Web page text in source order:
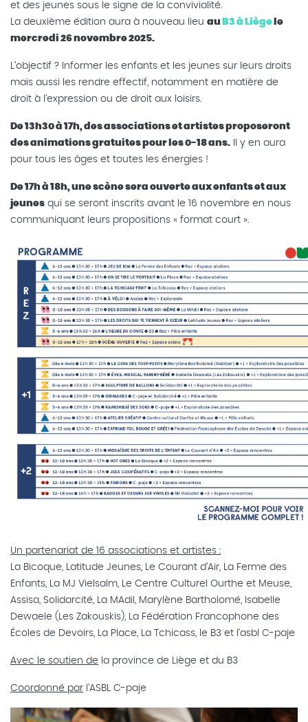
et des jeunes sous le signe de la convivialité.
La deuxième édition aura à nouveau lieu au B3 à Liège le
mercredi 26 novembre 2025.
L’objectif ? Informer les enfants et les jeunes sur leurs droits
mais aussi les rendre effectif, notamment en matière de
droit à l’expression ou de droit aux loisirs.
De 13h30 à 17h, des associations et artistes proposeront
des animations gratuites pour les 0-18 ans. Il y en aura
pour tous les âges et toutes les énergies !
De 17h à 18h, une scène sera ouverte aux enfants et aux
jeunes qui se seront inscrits avant le 16 novembre en nous
communiquant leurs propositions « format court ».
Un partenariat de 16 associations et artistes :
La Bicoque, Latitude Jeunes, Le Courant d’Air, La Ferme des
Enfants, La MJ Vielsalm, Le Centre Culturel Ourthe et Meuse,
Assisa, Solidarcité, La MAdil, Marylène Bartholomé, Isabelle
Dewaele (Les Zakouskis), La Fédération Francophone des
Écoles de Devoirs, La Place, La Tchicass, le B3 et l'asbl C-paje
Avec le soutien de la province de Liège et du B3
Coordonné par l'ASBL C-paje